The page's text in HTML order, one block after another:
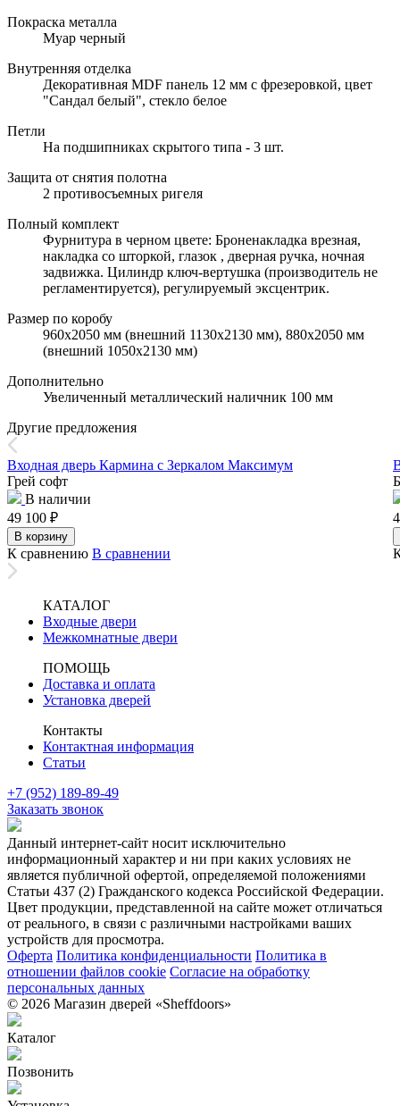
Покраска металла
Муар черный
Внутренняя отделка
Декоративная MDF панель 12 мм с фрезеровкой, цвет
"Сандал белый", стекло белое
Петли
На подшипниках скрытого типа - 3 шт.
Защита от снятия полотна
2 противосъемных ригеля
Полный комплект
Фурнитура в черном цвете: Броненакладка врезная,
накладка со шторкой, глазок , дверная ручка, ночная
задвижка. Цилиндр ключ-вертушка (производитель не
регламентируется), регулируемый эксцентрик.
Размер по коробу
960х2050 мм (внешний 1130х2130 мм), 880х2050 мм
(внешний 1050х2130 мм)
Дополнительно
Увеличенный металлический наличник 100 мм
Другие предложения
Входная дверь Кармина с Зеркалом Максимум
Грей софт
В наличии
49 100 ₽
В корзину
К сравнению В сравнении
КАТАЛОГ
Входные двери
Межкомнатные двери
ПОМОЩЬ
Доставка и оплата
Установка дверей
Контакты
Контактная информация
Статьи
+7 (952) 189-89-49
Заказать звонок
Данный интернет-сайт носит исключительно
информационный характер и ни при каких условиях не
является публичной офертой, определяемой положениями
Статьи 437 (2) Гражданского кодекса Российской Федерации.
Цвет продукции, представленной на сайте может отличаться
от реального, в связи с различными настройками ваших
устройств для просмотра.
Оферта Политика конфиденциальности Политика в
отношении файлов cookie Согласие на обработку
персональных данных
© 2026 Магазин дверей «Sheffdoors»
Каталог
Позвонить